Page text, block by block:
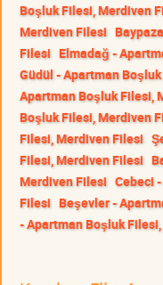
Boşluk Filesi, Merdiven
Merdiven Filesi
Filesi Elmadağ -
Güdül - Apartman
Apartman Boşluk Filesi,
Boşluk Filesi, Merdiven
Filesi, Merdiven Filesi
Filesi, Merdiven Filesi
Merdiven Filesi Cebeci
Filesi Beşevler -
- Apartman Boşluk